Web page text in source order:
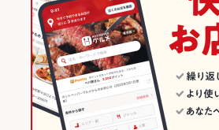
市ヶ谷もチェックしてみてください。ホットペッ
ポンはもちろん、こだわりメニュー
うどん
料理など、お店の最新情報をご紹介しているの
なネット予約が使えるお店も拡大中です。友達ど
会にも、デートやパーティーにもお得に便利にホ
ください。